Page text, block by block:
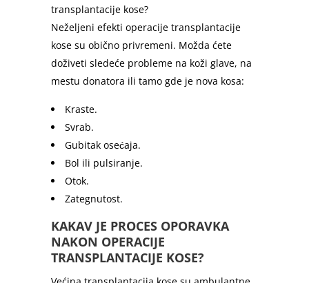
transplantacije kose?
Neželjeni efekti operacije transplantacije
kose su obično privremeni. Možda ćete
doživeti sledeće probleme na koži glave, na
mestu donatora ili tamo gde je nova kosa:
Kraste.
Svrab.
Gubitak osećaja.
Bol ili pulsiranje.
Otok.
Zategnutost.
KAKAV JE PROCES OPORAVKA
NAKON OPERACIJE
TRANSPLANTACIJE KOSE?